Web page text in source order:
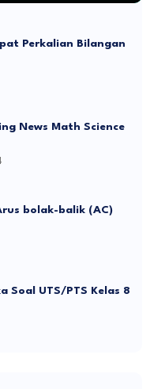
Perkalian Bilangan
News Math Science
bolak-balik (AC)
Soal UTS/PTS Kelas 8